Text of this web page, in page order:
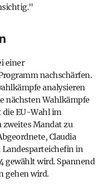
einer
nachschärfen.
analysieren
nächsten Wahlkämpfe
die EU-Wahl im
zweites Mandat zu
Claudia
in
gewählt wird. Spannend
gehen wird.